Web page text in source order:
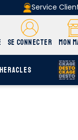
Service
SE CONNECTER MON
HERACLES